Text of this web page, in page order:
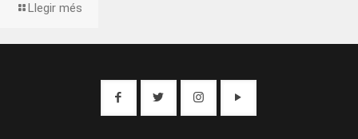
Llegir més